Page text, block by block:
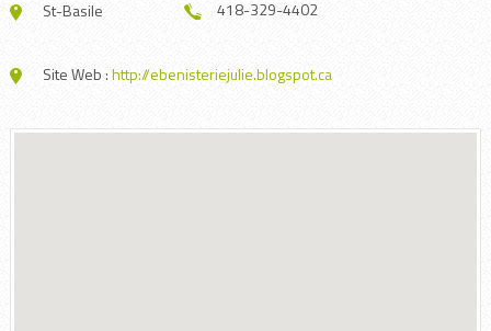
St-Basile 418-329-4402
Site Web :http://ebenisteriejulie.blogspot.ca